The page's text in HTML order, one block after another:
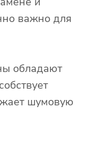
важно для
обладают
шумовую